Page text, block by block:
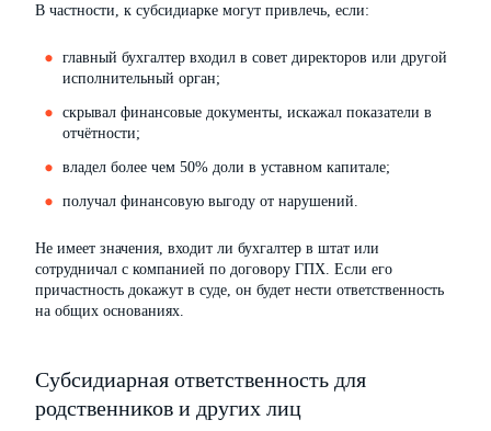
В частности, к субсидиарке могут привлечь, если:
главный бухгалтер входил в совет директоров или другой
исполнительный орган;
скрывал финансовые документы, искажал показатели в
отчётности;
владел более чем 50% доли в уставном капитале;
получал финансовую выгоду от нарушений.
Не имеет значения, входит ли бухгалтер в штат или
сотрудничал с компанией по договору ГПХ. Если его
причастность докажут в суде, он будет нести ответственность
на общих основаниях.
Субсидиарная ответственность для
родственников и других лиц